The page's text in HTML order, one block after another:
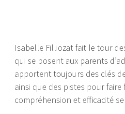
Isabelle Filliozat fait le tour
qui se posent aux parents
apportent toujours des clés
ainsi que des pistes pour faire
compréhension et efficacité